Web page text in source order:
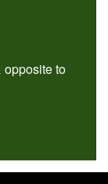
opposite to